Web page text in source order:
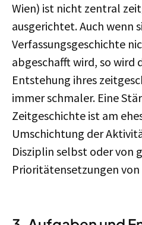
Wien) ist nicht zentral
ausgerichtet. Auch wenn
Verfassungsgeschichte
abgeschafft wird, so wird
Entstehung ihres
immer schmaler. Eine
Zeitgeschichte ist am
Umschichtung der
Disziplin selbst oder von
Prioritätensetzungen